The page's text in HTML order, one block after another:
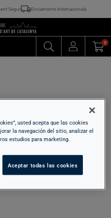
Segur Enviaments internacionals
0
usted acepta que las cookies
la navegación del sitio, analizar el
estudios para marketing.
Aceptar todas las cookies